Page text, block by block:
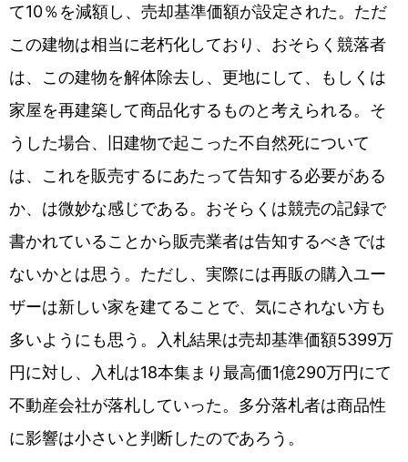
て10％を減額し、売却基準価額が設定された。ただ
この建物は相当に老朽化しており、おそらく競落者
は、この建物を解体除去し、更地にして、もしくは
家屋を再建築して商品化するものと考えられる。そ
うした場合、旧建物で起こった不自然死について
は、これを販売するにあたって告知する必要がある
か、は微妙な感じである。おそらくは競売の記録で
書かれていることから販売業者は告知するべきでは
ないかとは思う。ただし、実際には再販の購入ユー
ザーは新しい家を建てることで、気にされない方も
多いようにも思う。入札結果は売却基準価額5399万
円に対し、入札は18本集まり最高価1億290万円にて
不動産会社が落札していった。多分落札者は商品性
に影響は小さいと判断したのであろう。